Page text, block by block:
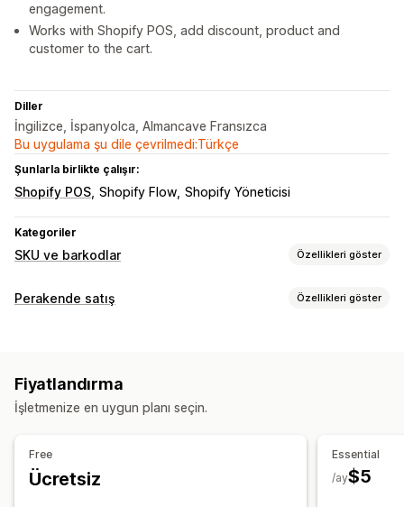
engagement.
Works with Shopify POS, add discount, product and
customer to the cart.
Diller
İngilizce, İspanyolca, Almancave Fransızca
Bu uygulama şu dile çevrilmedi:Türkçe
Şunlarla birlikte çalışır:
Shopify POS Shopify Flow Shopify Yöneticisi
Kategoriler
SKU ve barkodlar Özellikleri göster
Barkod yönetimi
Otomatik üretim
Varyasyonlar
Otomatik baskı
Özel düzenler
Özel boyut Görseller
Perakende satış Özellikleri göster
Envanter yönetimi
Personel yönetimi
Performans takibi
Fiyatlandırma
İşletmenize en uygun planı seçin.
Free
Ücretsiz
Essential
$5
/ay